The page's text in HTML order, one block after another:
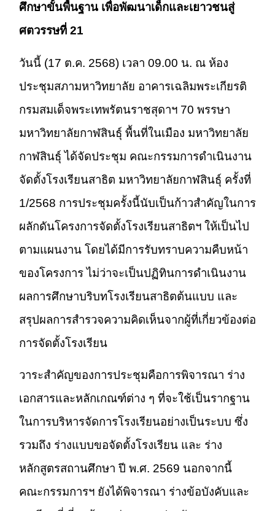
ศึกษาขั้นพื้นฐาน เพื่อพัฒนาเด็กและเยาวชนสู่
ศตวรรษที่ 21
วันนี้ (17 ต.ค. 2568) เวลา 09.00 น. ณ ห้อง
ประชุมสภามหาวิทยาลัย อาคารเฉลิมพระเกียรติ
กรมสมเด็จพระเทพรัตนราชสุดาฯ 70 พรรษา
มหาวิทยาลัยกาฬสินธุ์ พื้นที่ในเมือง มหาวิทยาลัย
กาฬสินธุ์ ได้จัดประชุม คณะกรรมการดำเนินงาน
จัดตั้งโรงเรียนสาธิต มหาวิทยาลัยกาฬสินธุ์ ครั้งที่
1/2568 การประชุมครั้งนี้นับเป็นก้าวสำคัญในการ
ผลักดันโครงการจัดตั้งโรงเรียนสาธิตฯ ให้เป็นไป
ตามแผนงาน โดยได้มีการรับทราบความคืบหน้า
ของโครงการ ไม่ว่าจะเป็นปฏิทินการดำเนินงาน
ผลการศึกษาบริบทโรงเรียนสาธิตต้นแบบ และ
สรุปผลการสำรวจความคิดเห็นจากผู้ที่เกี่ยวข้องต่อ
การจัดตั้งโรงเรียน
วาระสำคัญของการประชุมคือการพิจารณา ร่าง
เอกสารและหลักเกณฑ์ต่าง ๆ ที่จะใช้เป็นรากฐาน
ในการบริหารจัดการโรงเรียนอย่างเป็นระบบ ซึ่ง
รวมถึง ร่างแบบขอจัดตั้งโรงเรียน และ ร่าง
หลักสูตรสถานศึกษา ปี พ.ศ. 2569 นอกจากนี้
คณะกรรมการฯ ยังได้พิจารณา ร่างข้อบังคับและ